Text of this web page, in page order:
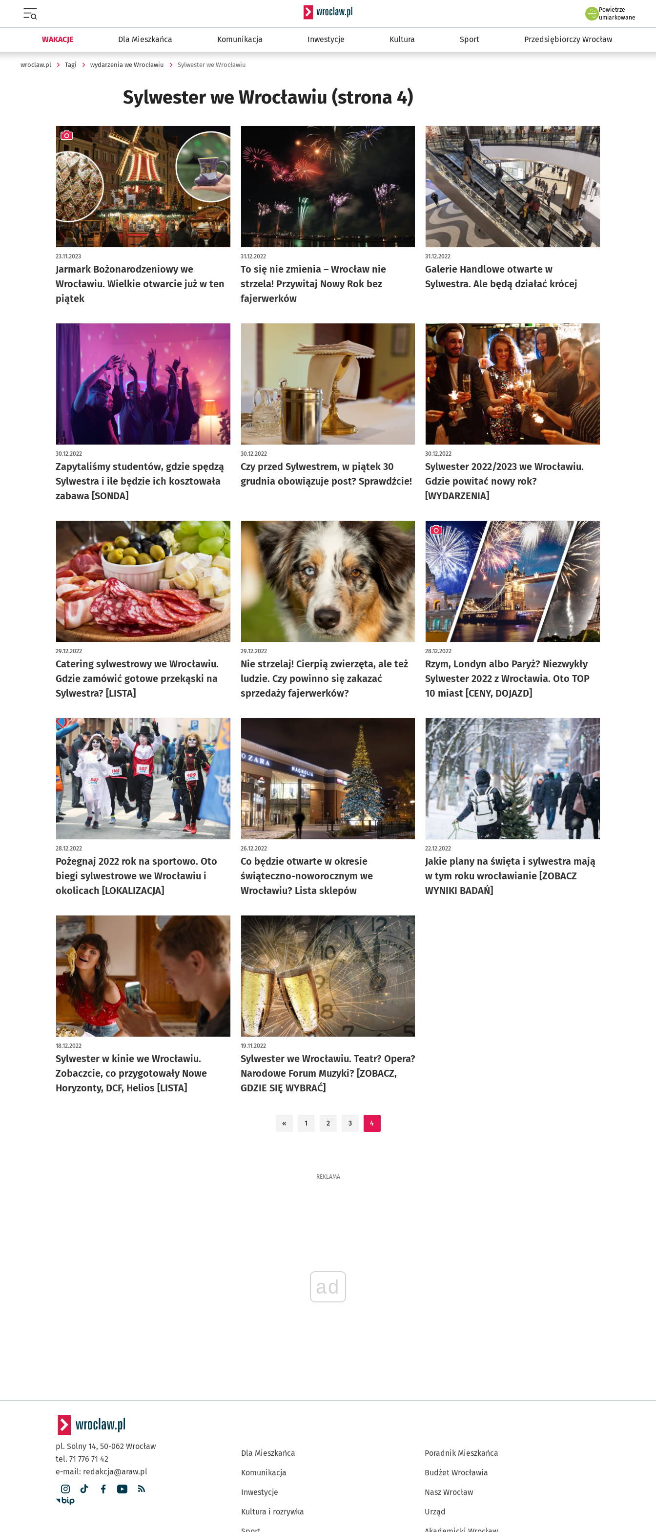
Serwis informacyjny wroclaw.pl
Powietrze
we Wrocławiu
umiarkowane
WAKACJE Dla Mieszkańca Komunikacja Inwestycje Kultura Sport Przedsiębiorczy Wrocław
wroclaw.pl Tagi wydarzenia we Wrocławiu Sylwester we Wrocławiu
Sylwester we Wrocławiu (strona 4)
Jarmark Bożonarodzeniowy we
Wrocławiu. Wielkie otwarcie już w ten
piątek
23.11.2023
artykuł z galerią zdjęć
To się nie zmienia – Wrocław nie
strzela! Przywitaj Nowy Rok bez
fajerwerków
31.12.2022
Galerie Handlowe otwarte w
Sylwestra. Ale będą działać krócej
31.12.2022
Zapytaliśmy studentów, gdzie spędzą
Sylwestra i ile będzie ich kosztowała
zabawa [SONDA]
30.12.2022
Czy przed Sylwestrem, w piątek 30
grudnia obowiązuje post? Sprawdźcie!
30.12.2022
Sylwester 2022/2023 we Wrocławiu.
Gdzie powitać nowy rok?
[WYDARZENIA]
30.12.2022
Catering sylwestrowy we Wrocławiu.
Gdzie zamówić gotowe przekąski na
Sylwestra? [LISTA]
29.12.2022
Nie strzelaj! Cierpią zwierzęta, ale też
ludzie. Czy powinno się zakazać
sprzedaży fajerwerków?
29.12.2022
Rzym, Londyn albo Paryż? Niezwykły
Sylwester 2022 z Wrocławia. Oto TOP
10 miast [CENY, DOJAZD]
28.12.2022
artykuł z galerią zdjęć
Pożegnaj 2022 rok na sportowo. Oto
biegi sylwestrowe we Wrocławiu i
okolicach [LOKALIZACJA]
28.12.2022
Co będzie otwarte w okresie
świąteczno-noworocznym we
Wrocławiu? Lista sklepów
26.12.2022
Jakie plany na święta i sylwestra mają
w tym roku wrocławianie [ZOBACZ
WYNIKI BADAŃ]
22.12.2022
Sylwester w kinie we Wrocławiu.
Zobaczcie, co przygotowały Nowe
Horyzonty, DCF, Helios [LISTA]
18.12.2022
Sylwester we Wrocławiu. Teatr? Opera?
Narodowe Forum Muzyki? [ZOBACZ,
GDZIE SIĘ WYBRAĆ]
19.11.2022
« 1 2 3 4
REKLAMA
ad
pl. Solny 14, 50-062 Wrocław
tel. 71 776 71 42
e-mail: redakcja@araw.pl
Dla Mieszkańca
Komunikacja
Inwestycje
Kultura i rozrywka
Poradnik Mieszkańca
Budżet Wrocławia
Nasz Wrocław
Urząd